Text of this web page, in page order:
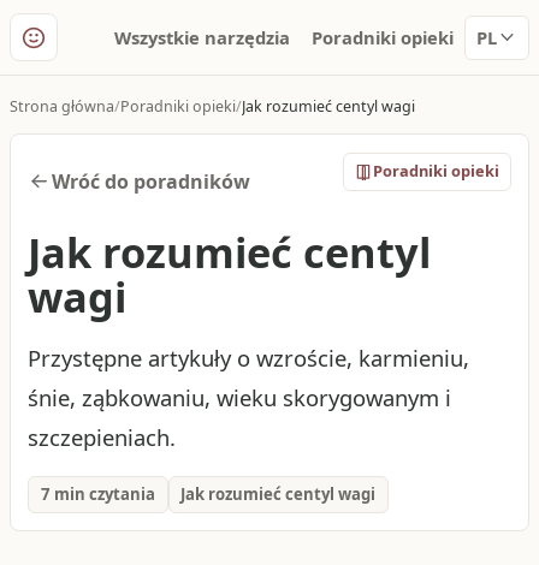
Wszystkie narzędzia Poradniki opieki PL
Strona główna Poradniki opieki Jak rozumieć centyl wagi
Wróć do poradników Poradniki opieki
Jak rozumieć centyl
wagi
Przystępne artykuły o wzroście, karmieniu,
śnie, ząbkowaniu, wieku skorygowanym i
szczepieniach.
7 min czytania Jak rozumieć centyl wagi